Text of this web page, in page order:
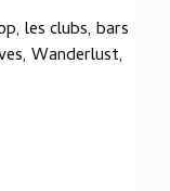
les clubs, bars
Wanderlust,